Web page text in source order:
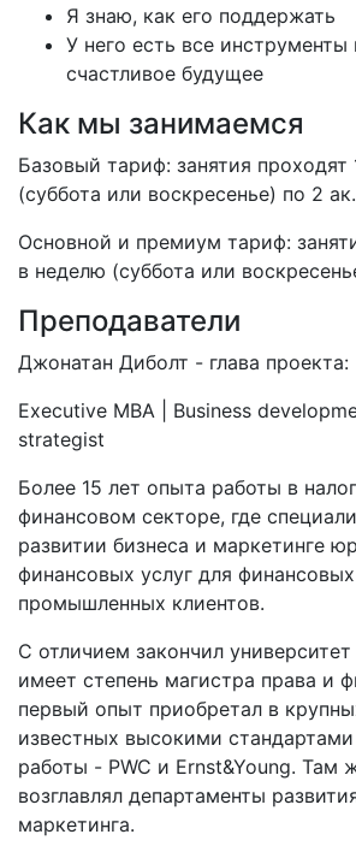
Я знаю, как его поддержать
У него есть все инструменты
счастливое будущее
Как мы занимаемся
Базовый тариф: занятия проходят
(суббота или воскресенье) по 2
Основной и премиум тариф:
в неделю (суббота или
Преподаватели
Джонатан Диболт - глава проекта:
Executive MBA | Business
strategist
Более 15 лет опыта работы в
финансовом секторе, где
развитии бизнеса и маркетинге
финансовых услуг для
промышленных клиентов.
С отличием закончил
имеет степень магистра права и
первый опыт приобретал в
известных высокими стандартами
работы - PWC и Ernst&Young. Там
возглавлял департаменты
маркетинга.